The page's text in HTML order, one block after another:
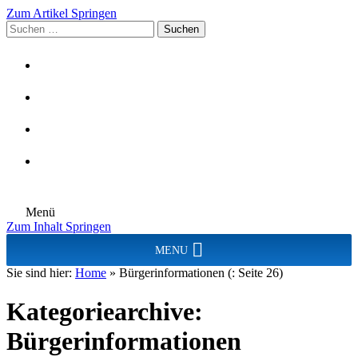
Zum Artikel Springen
Suchen
nach:
Menü
Zum Inhalt Springen
MENU
Sie sind hier: Home » Bürgerinformationen (: Seite 26)
Kategoriearchive:
Bürgerinformationen